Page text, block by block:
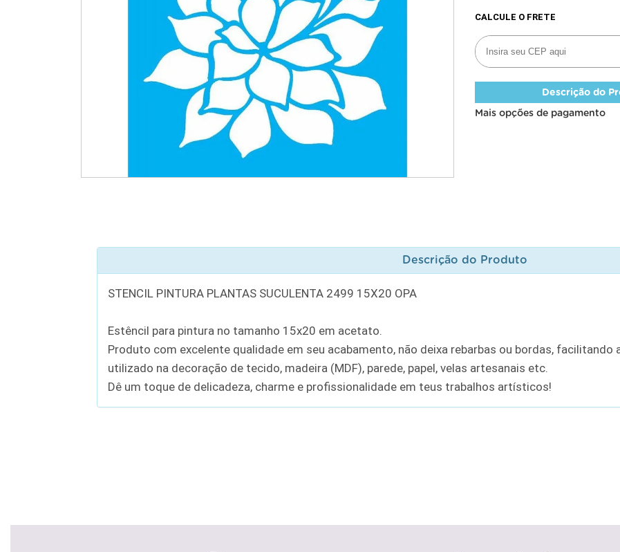
Descrição do
Mais opções de pagamento
Descrição do Produto
STENCIL PINTURA PLANTAS SUCULENTA 2499 15X20 OPA
Estêncil para pintura no tamanho 15x20 em acetato.
Produto com excelente qualidade em seu acabamento, não deixa rebarbas ou bordas, facilitando
utilizado na decoração de tecido, madeira (MDF), parede, papel, velas artesanais etc.
Dê um toque de delicadeza, charme e profissionalidade em teus trabalhos artísticos!